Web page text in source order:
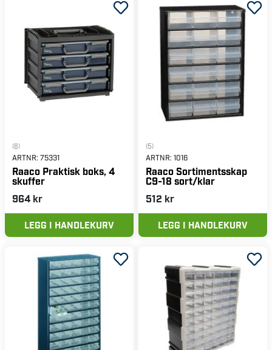
(8)
ARTNR: 75331
Raaco Praktisk boks, 4
skuffer
964 kr
LEGG I HANDLEKURV
(5)
ARTNR: 1016
Raaco Sortimentsskap
C9-18 sort/klar
512 kr
LEGG I HANDLEKURV